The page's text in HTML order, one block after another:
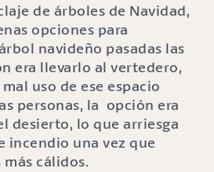
de árboles de Navidad,
opciones para
navideño pasadas las
era llevarlo al vertedero,
uso de ese espacio
personas, la opción era
desierto, lo que arriesga
incendio una vez que
más cálidos.